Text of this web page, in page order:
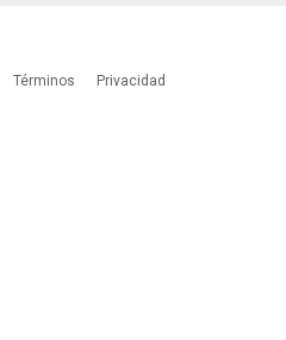
Términos Privacidad